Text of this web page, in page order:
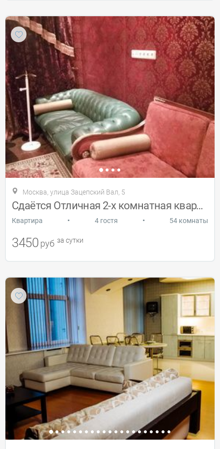
Москва, улица Зацепский Вал, 5
Сдаётся Отличная 2-х комнатная квартира
Квартира • 4 гостя • 54 комнаты
3450 руб за сутки